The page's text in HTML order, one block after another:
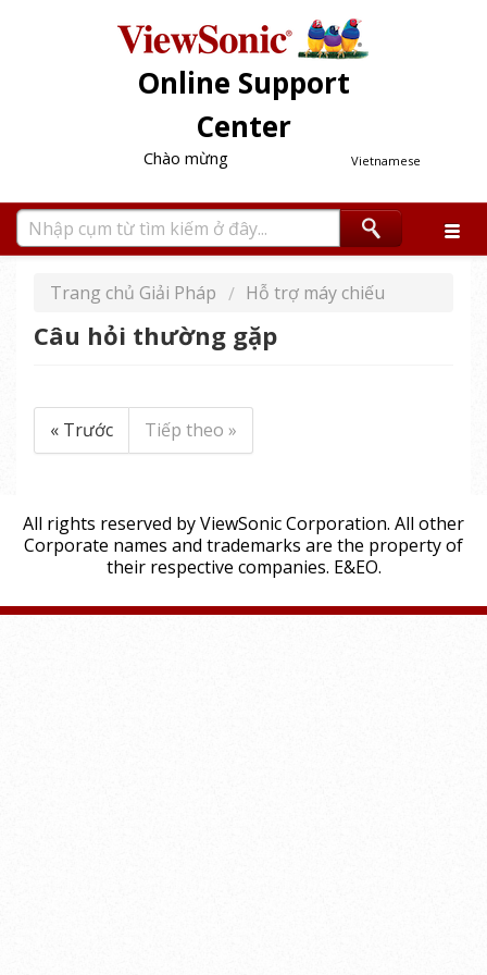
Online Support
Center
Vietnamese
Chào mừng
Trang chủ Giải Pháp Hỗ trợ máy chiếu
Câu hỏi thường gặp
« Trước Tiếp theo »
All rights reserved by ViewSonic Corporation. All other
Corporate names and trademarks are the property of
their respective companies. E&EO.